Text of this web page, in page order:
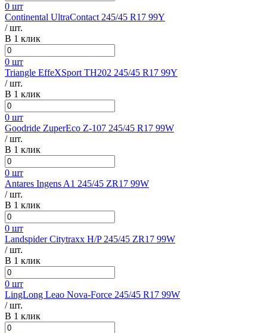
0 шт
Continental UltraContact 245/45 R17 99Y
/ шт.
В 1 клик
0 шт
Triangle EffeXSport TH202 245/45 R17 99Y
/ шт.
В 1 клик
0 шт
Goodride ZuperEco Z-107 245/45 R17 99W
/ шт.
В 1 клик
0 шт
Antares Ingens A1 245/45 ZR17 99W
/ шт.
В 1 клик
0 шт
Landspider Citytraxx H/P 245/45 ZR17 99W
/ шт.
В 1 клик
0 шт
LingLong Leao Nova-Force 245/45 R17 99W
/ шт.
В 1 клик